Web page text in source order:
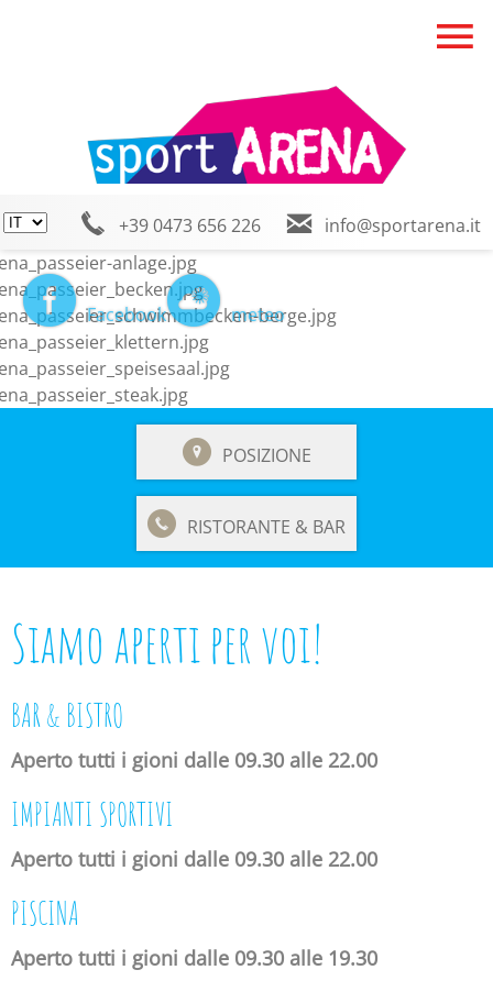
+39 0473 656 226 info@sportarena.it
Facebook meteo
POSIZIONE
RISTORANTE & BAR
Siamo aperti per voi!
BAR & BISTRO
Aperto tutti i gioni dalle 09.30 alle 22.00
IMPIANTI SPORTIVI
Aperto tutti i gioni dalle 09.30 alle 22.00
PISCINA
Aperto tutti i gioni dalle 09.30 alle 19.30